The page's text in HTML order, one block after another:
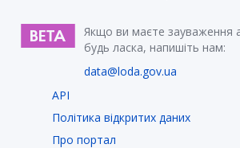
Якщо ви маєте зауваження
будь ласка, напишіть нам:
data@loda.gov.ua
API
Політика відкритих даних
Про портал